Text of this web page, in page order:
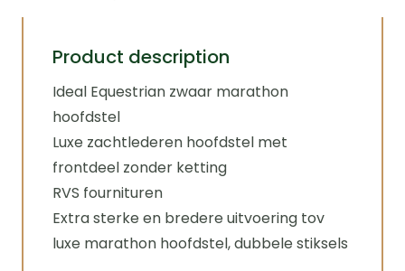
Product description
Ideal Equestrian zwaar marathon
hoofdstel
Luxe zachtlederen hoofdstel met
frontdeel zonder ketting
RVS fournituren
Extra sterke en bredere uitvoering tov
luxe marathon hoofdstel, dubbele stiksels